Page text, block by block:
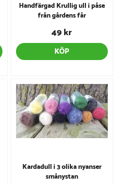
Handfärgad Krullig ull i påse
från gårdens får
49 kr
KÖP
Kardadull i 3 olika nyanser
smånystan